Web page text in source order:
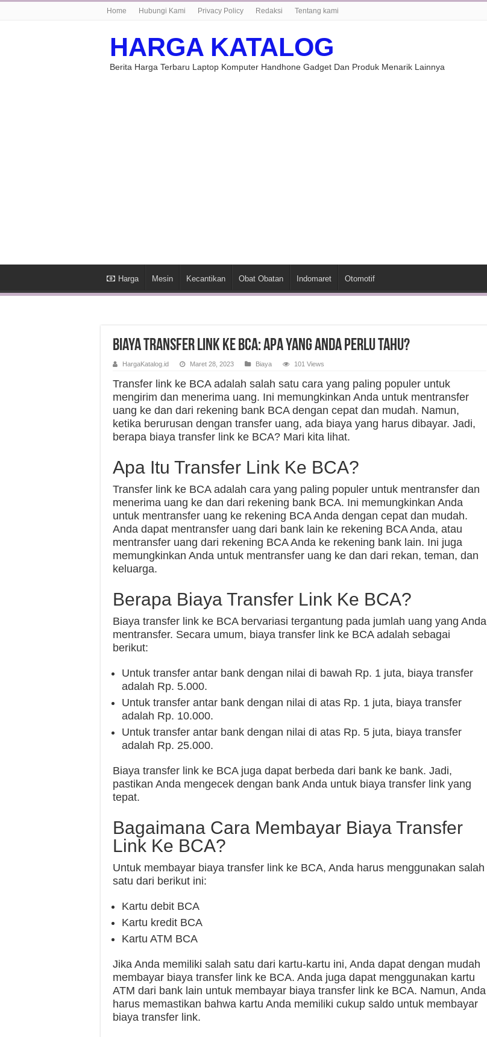
Home Hubungi Kami Privacy Policy Redaksi Tentang kami
HARGA KATALOG
Berita Harga Terbaru Laptop Komputer Handhone Gadget Dan Produk Menarik Lainnya
Harga Mesin Kecantikan Obat Obatan Indomaret Otomotif
Biaya Transfer Link Ke BCA: Apa yang Anda Perlu Tahu?
HargaKatalog.id Maret 28, 2023 Biaya 101 Views
Transfer link ke BCA adalah salah satu cara yang paling populer untuk
mengirim dan menerima uang. Ini memungkinkan Anda untuk mentransfer
uang ke dan dari rekening bank BCA dengan cepat dan mudah. Namun,
ketika berurusan dengan transfer uang, ada biaya yang harus dibayar. Jadi,
berapa biaya transfer link ke BCA? Mari kita lihat.
Apa Itu Transfer Link Ke BCA?
Transfer link ke BCA adalah cara yang paling populer untuk mentransfer dan
menerima uang ke dan dari rekening bank BCA. Ini memungkinkan Anda
untuk mentransfer uang ke rekening BCA Anda dengan cepat dan mudah.
Anda dapat mentransfer uang dari bank lain ke rekening BCA Anda, atau
mentransfer uang dari rekening BCA Anda ke rekening bank lain. Ini juga
memungkinkan Anda untuk mentransfer uang ke dan dari rekan, teman, dan
keluarga.
Berapa Biaya Transfer Link Ke BCA?
Biaya transfer link ke BCA bervariasi tergantung pada jumlah uang yang Anda
mentransfer. Secara umum, biaya transfer link ke BCA adalah sebagai
berikut:
Untuk transfer antar bank dengan nilai di bawah Rp. 1 juta, biaya transfer
adalah Rp. 5.000.
Untuk transfer antar bank dengan nilai di atas Rp. 1 juta, biaya transfer
adalah Rp. 10.000.
Untuk transfer antar bank dengan nilai di atas Rp. 5 juta, biaya transfer
adalah Rp. 25.000.
Biaya transfer link ke BCA juga dapat berbeda dari bank ke bank. Jadi,
pastikan Anda mengecek dengan bank Anda untuk biaya transfer link yang
tepat.
Bagaimana Cara Membayar Biaya Transfer
Link Ke BCA?
Untuk membayar biaya transfer link ke BCA, Anda harus menggunakan salah
satu dari berikut ini:
Kartu debit BCA
Kartu kredit BCA
Kartu ATM BCA
Jika Anda memiliki salah satu dari kartu-kartu ini, Anda dapat dengan mudah
membayar biaya transfer link ke BCA. Anda juga dapat menggunakan kartu
ATM dari bank lain untuk membayar biaya transfer link ke BCA. Namun, Anda
harus memastikan bahwa kartu Anda memiliki cukup saldo untuk membayar
biaya transfer link.